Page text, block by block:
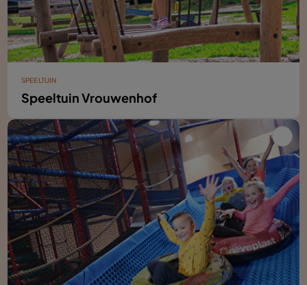
SPEELTUIN
Speeltuin Vrouwenhof